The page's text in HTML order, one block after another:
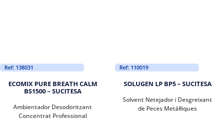
Ref: 138031
ECOMIX PURE BREATH CALM
BS1500 – SUCITESA
Ambientador Desodoritzant
Concentrat Professional
Ref: 110019
SOLUGEN LP BP5 – SUCITESA
Solvent Netejador i Desgreixant
de Peces Metàl·liques